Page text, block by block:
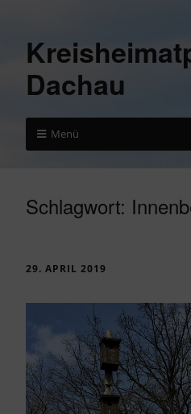
Dachau
Menü
Schlagwort:
29. APRIL 2019